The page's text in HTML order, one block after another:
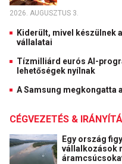
2026. AUGUSZTUS 3.
Kiderült, mivel készülnek
vállalatai
Tízmilliárd eurós AI-
lehetőségek nyílnak
A Samsung megkongatta
CÉGVEZETÉS &
Egy ország
vállalkozások